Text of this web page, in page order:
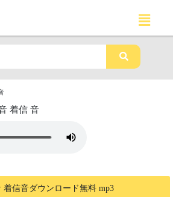
着信 音
着信音ダウンロード無料 mp3